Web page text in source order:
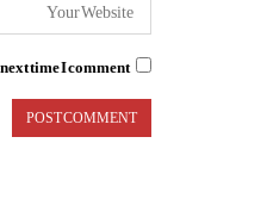
time I comment.